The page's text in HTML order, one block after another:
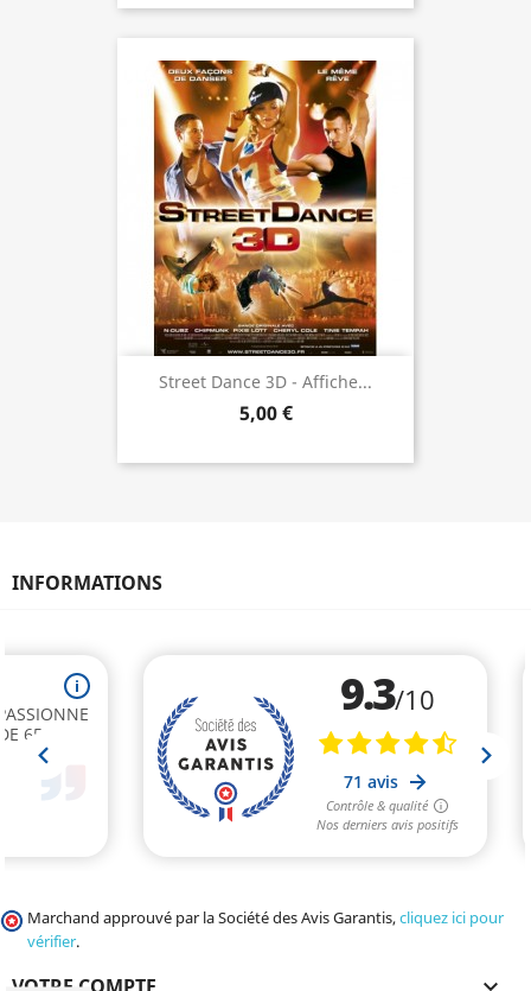
Street Dance 3D - Affiche...
5,00 €
INFORMATIONS
Marchand approuvé par la Société des Avis Garantis,cliquez ici pour
vérifier.